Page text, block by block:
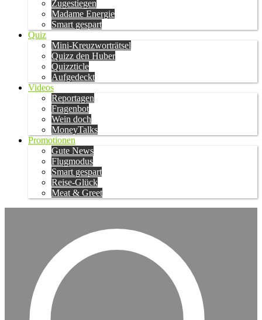
Zugestiegen
Madame Energie
Smart gespart
Quiz
Mini-Kreuzworträtsel
Quizz den Huber
Quizzticle
Aufgedeckt
Videos
Reportagen
Fragenbot
Wein doch
MoneyTalks
Promotionen
Gute News
Flugmodus
Smart gespart
Reise-Glück
Meat & Greet